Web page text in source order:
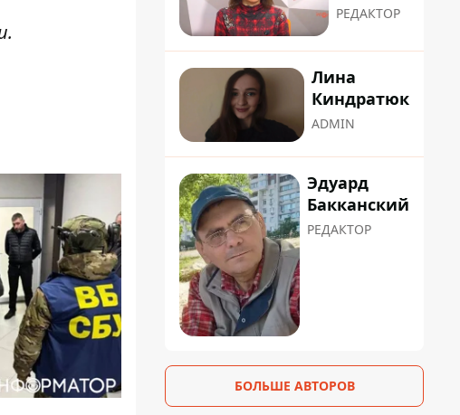
РЕДАКТОР
Лина
Киндратюк
ADMIN
Эдуард
Бакканский
РЕДАКТОР
БОЛЬШЕ АВТОРОВ